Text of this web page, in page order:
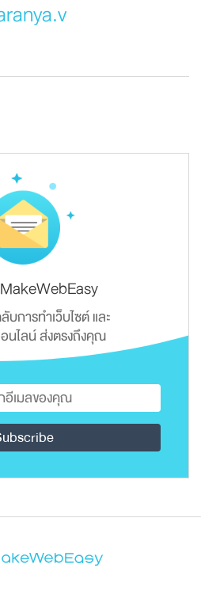
การทำเว็บไซต์ และ
นไลน์ ส่งตรงถึงคุณ